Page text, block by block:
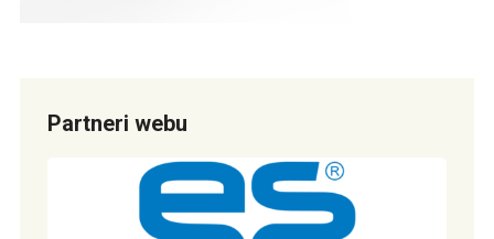
Partneri webu